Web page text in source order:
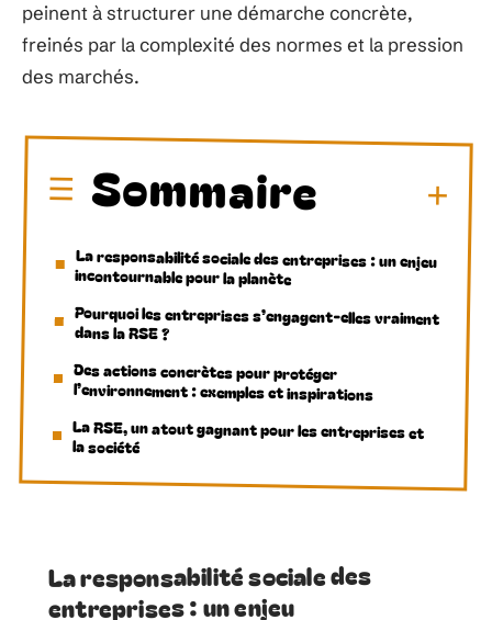
peinent à structurer une démarche concrète,
freinés par la complexité des normes et la pression
des marchés.
Sommaire
La responsabilité sociale des entreprises : un enjeu
incontournable pour la planète
Pourquoi les entreprises s’engagent-elles vraiment
dans la RSE ?
Des actions concrètes pour protéger
l’environnement : exemples et inspirations
La RSE, un atout gagnant pour les entreprises et
la société
La responsabilité sociale des
entreprises : un enjeu